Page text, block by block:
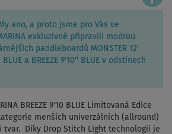
ano, a proto jsme pro Vás ve
exkluzivně připravili modrou
paddleboardů MONSTER 12'
BLUE a BREEZE 9'10'' BLUE v odstínech
BREEZE 9'10 BLUE Limitovaná Edice
menších univerzálních (allround)
tvar. Díky Drop Stitch Light technologii je